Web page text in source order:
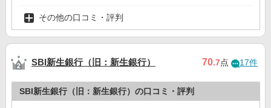
その他の口コミ・評判
SBI新生銀行（旧：新生銀行） 70.7点 17件
SBI新生銀行（旧：新生銀行）の口コミ・評判